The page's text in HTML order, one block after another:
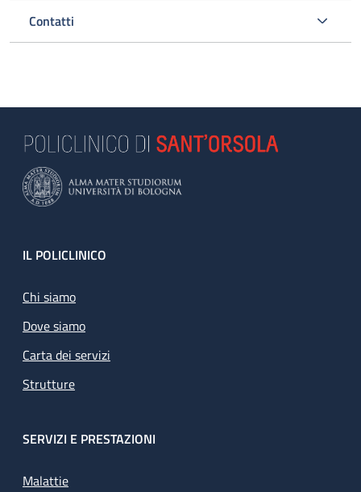
Contatti
Footer
IL POLICLINICO
Chi siamo
Dove siamo
Carta dei servizi
Strutture
SERVIZI E PRESTAZIONI
Malattie